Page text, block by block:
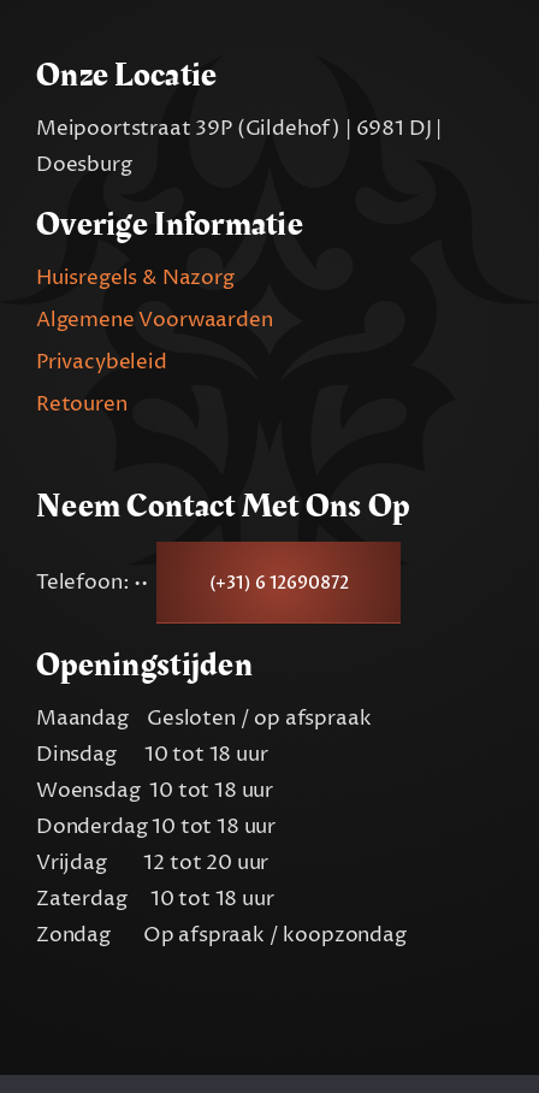
Onze Locatie
Meipoortstraat 39P (Gildehof) | 6981 DJ |
Doesburg
Overige Informatie
Huisregels & Nazorg
Algemene Voorwaarden
Privacybeleid
Retouren
Neem Contact Met Ons Op
Telefoon: •• (+31) 6 12690872
Openingstijden
Maandag Gesloten / op afspraak
Dinsdag 10 tot 18 uur
Woensdag 10 tot 18 uur
Donderdag 10 tot 18 uur
Vrijdag 12 tot 20 uur
Zaterdag 10 tot 18 uur
Zondag Op afspraak / koopzondag